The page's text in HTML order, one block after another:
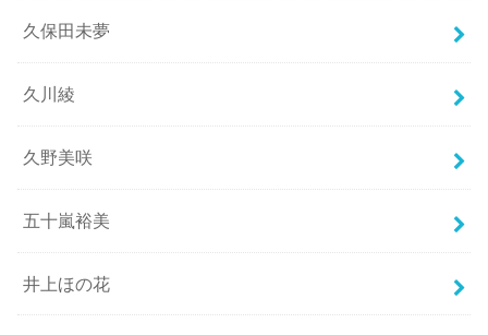
久保田未夢
久川綾
久野美咲
五十嵐裕美
井上ほの花